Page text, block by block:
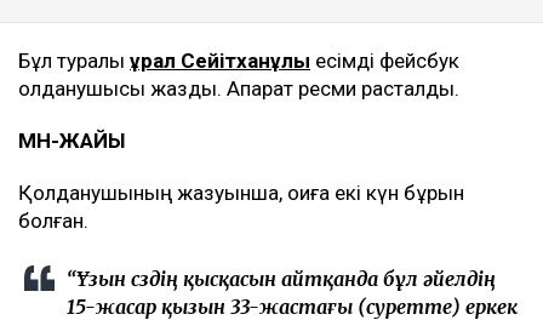
Бұл туралы Құрал Сейітханұлы есімді фейсбук
қолданушысы жазды. Ақпарат ресми расталды.
МӘН-ЖАЙЫ
Қолданушының жазуынша, оқиға екі күн бұрын
болған.
“Ұзын сөздің қысқасын айтқанда бұл әйелдің
15-жасар қызын 33-жастағы (суретте) еркек